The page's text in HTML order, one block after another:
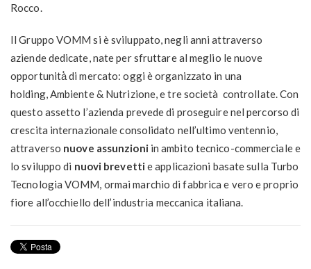
Rocco.
Il Gruppo VOMM si è sviluppato, negli anni attraverso
aziende dedicate, nate per sfruttare al meglio le nuove
opportunità̀ di mercato: oggi è organizzato in una
holding, Ambiente & Nutrizione, e tre società controllate. Con
questo assetto l’azienda prevede di proseguire nel percorso di
crescita internazionale consolidato nell’ultimo ventennio,
attraverso nuove assunzioni in ambito tecnico-commerciale e
lo sviluppo di nuovi brevetti e applicazioni basate sulla Turbo
Tecnologia VOMM, ormai marchio di fabbrica e vero e proprio
fiore all’occhiello dell’industria meccanica italiana.